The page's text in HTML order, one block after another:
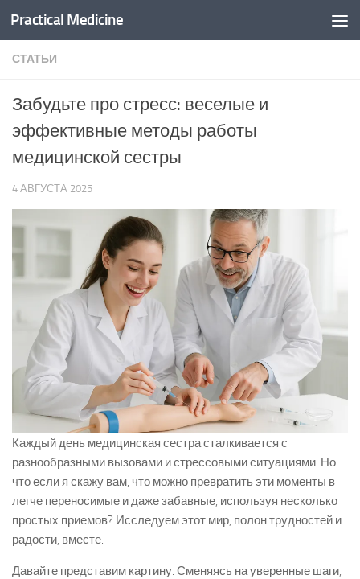
Перейти к содержимому
Practical Medicine
СТАТЬИ
Забудьте про стресс: веселые и
эффективные методы работы
медицинской сестры
4 АВГУСТА 2025
Каждый день медицинская сестра сталкивается с
разнообразными вызовами и стрессовыми ситуациями. Но
что если я скажу вам, что можно превратить эти моменты в
легче переносимые и даже забавные, используя несколько
простых приемов? Исследуем этот мир, полон трудностей и
радости, вместе.
Давайте представим картину. Сменяясь на уверенные шаги,